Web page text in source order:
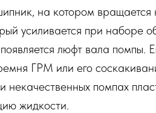
на котором вращается
усиливается при наборе
люфт вала помпы.
ГРМ или его
помпах
жидкости.